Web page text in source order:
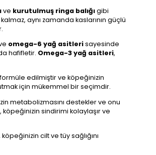
ve kurutulmuş ringa balığıgibi
aynı zamanda kaslarının güçlü
omega-6 yağ asitlerisayesinde
hafifletir. Omega-3 yağ asitleri,
edilmiştir ve köpeğinizin
için mükemmel bir seçimdir.
metabolizmasını destekler ve onu
sindirimi kolaylaşır ve
köpeğinizin cilt ve tüy sağlığını